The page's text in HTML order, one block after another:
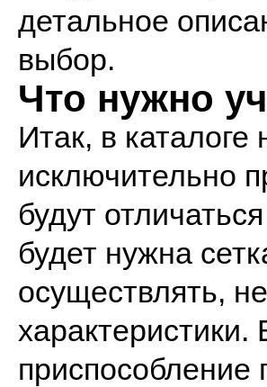
детальное
выбор.
Что нужно
Итак, в
исключительно
будут
будет нужна
осуществлять,
приспособление